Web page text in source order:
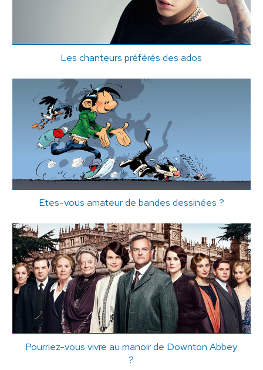
Les chanteurs préférés des ados
Etes-vous amateur de bandes dessinées ?
Pourriez-vous vivre au manoir de Downton Abbey
?